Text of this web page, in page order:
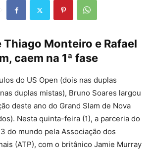
Thiago Monteiro e Rafael
caem na 1ª fase
do US Open (dois nas duplas
duplas mistas), Bruno Soares largou
deste ano do Grand Slam de Nova
Nesta quinta-feira (1), a parceria do
do mundo pela Associação dos
(ATP), com o britânico Jamie Murray